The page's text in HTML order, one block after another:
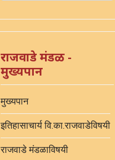
राजवाडे मंडळ -
मुख्यपान
मुख्यपान
इतिहासाचार्य वि.का.राजवाडेविषयी
राजवाडे मंडळाविषयी